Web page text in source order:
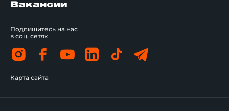
Вакансии
Подпишитесь на нас
в соц. сетях
Карта сайта